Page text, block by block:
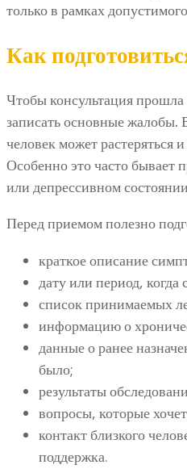
только в рамках
Как
Чтобы консультация
записать основные жалобы.
человек может растеряться
Особенно это часто бывает
или депрессивном
Перед приемом полезно
краткое описание
дату или период, когда
список принимаемых
информацию о
данные о ранее
было;
результаты
вопросы, которые
контакт близкого
поддержка.